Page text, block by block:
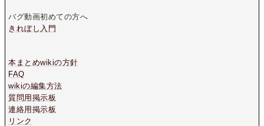
バグ動画初めての方へ
きれぼし入門
本まとめwikiの方針
FAQ
wikiの編集方法
質問用掲示板
連絡用掲示板
リンク